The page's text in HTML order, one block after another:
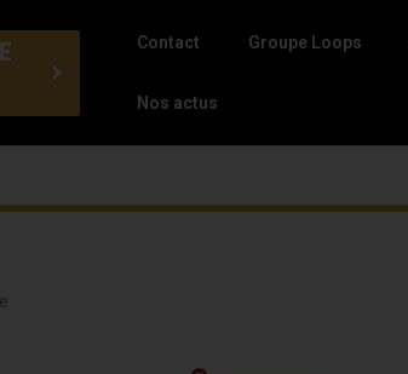
Contact Groupe Loops
Nos actus